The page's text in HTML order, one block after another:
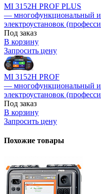
MI 3152H PROF PLUS
— многофункциональный
электроустановок
Под заказ
В корзину
Запросить цену
MI 3152H PROF
— многофункциональный
электроустановок
Под заказ
В корзину
Запросить цену
Похожие товары